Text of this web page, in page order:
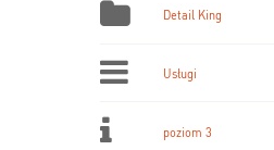
Detail King
Usługi
poziom 3